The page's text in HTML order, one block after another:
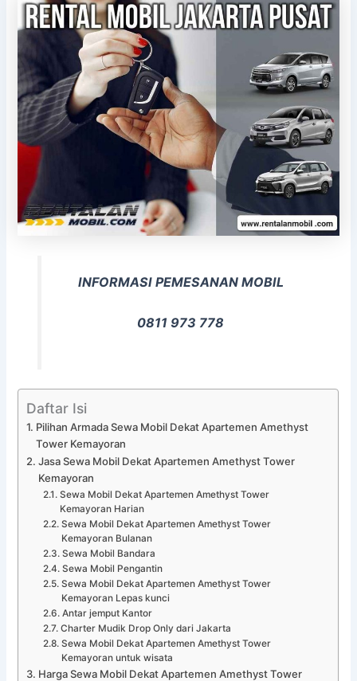
INFORMASI PEMESANAN MOBIL
0811 973 778
Daftar Isi
Pilihan Armada Sewa Mobil Dekat Apartemen Amethyst
Tower Kemayoran
Jasa Sewa Mobil Dekat Apartemen Amethyst Tower
Kemayoran
Sewa Mobil Dekat Apartemen Amethyst Tower
Kemayoran Harian
Sewa Mobil Dekat Apartemen Amethyst Tower
Kemayoran Bulanan
Sewa Mobil Bandara
Sewa Mobil Pengantin
Sewa Mobil Dekat Apartemen Amethyst Tower
Kemayoran Lepas kunci
Antar jemput Kantor
Charter Mudik Drop Only dari Jakarta
Sewa Mobil Dekat Apartemen Amethyst Tower
Kemayoran untuk wisata
Harga Sewa Mobil Dekat Apartemen Amethyst Tower